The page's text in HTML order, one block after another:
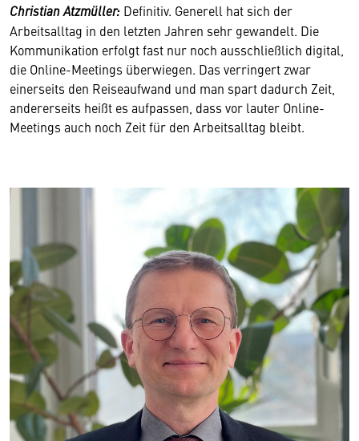
Christian Atzmüller: Definitiv. Generell hat sich der
Arbeitsalltag in den letzten Jahren sehr gewandelt. Die
Kommunikation erfolgt fast nur noch ausschließlich digital,
die Online-Meetings überwiegen. Das verringert zwar
einerseits den Reiseaufwand und man spart dadurch Zeit,
andererseits heißt es aufpassen, dass vor lauter Online-
Meetings auch noch Zeit für den Arbeitsalltag bleibt.